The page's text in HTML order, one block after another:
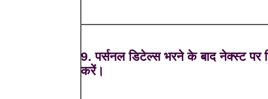
9. पर्सनल डिटेल्स भरने के बाद नेक्स्ट पर
करें।